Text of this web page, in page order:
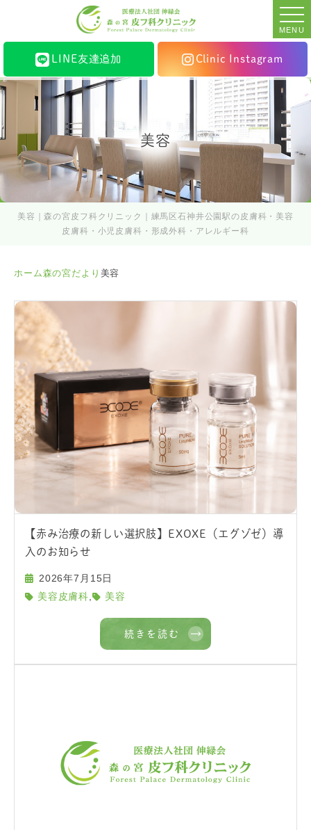
MENU
LINE友達追加 Clinic Instagram
美容
美容｜森の宮皮フ科クリニック｜練馬区石神井公園駅の皮膚科・美容
皮膚科・小児皮膚科・形成外科・アレルギー科
ホーム森の宮だより 美容
【赤み治療の新しい選択肢】EXOXE（エグゾゼ）導
入のお知らせ
2026年7月15日
美容皮膚科
美容
続きを読む